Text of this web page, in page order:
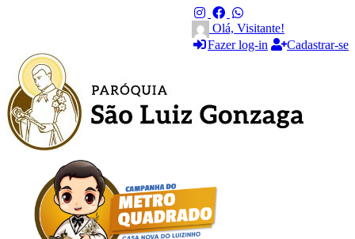
Olá, Visitante!
Fazer log-in
Cadastrar-se